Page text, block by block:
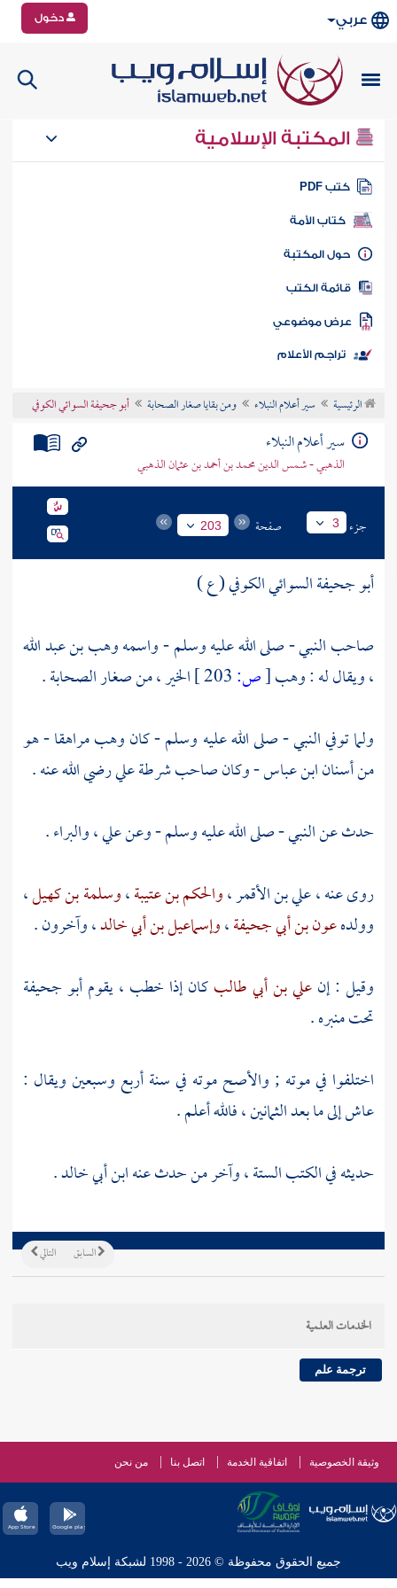
عربي دخول
المكتبة الإسلامية
كتب PDF
كتاب الأمة
المكتبة
الكتب
موضوعي
تراجم الأعلام
الرئيسية سير أعلام النبلاء ومن بقايا صغار الصحابة أبو جحيفة السوائي الكوفي
سير أعلام النبلاء
الذهبي - شمس الدين محمد بن أحمد بن عثمان الذهبي
جزء 3 صفحة 203
أبو جحيفة السوائي الكوفي ( ع )
صاحب النبي - صلى الله عليه وسلم - واسمه وهب بن عبد الله
، ويقال له : وهب[ص:
الخير ، من صغار الصحابة .
ولما توفي النبي - صلى الله عليه وسلم - كان وهب مراهقا - هو
من أسنانابن عباس- وكان صاحب شرطة علي رضي الله عنه .
حدث عن النبي - صلى الله عليه وسلم - وعنعلي،والبراء.
روى عنه ،علي بن الأقمر،والحكم بن عتيبة،وسلمة بن كهيل،
وولدهعون بن أبي جحيفة،وإسماعيل بن أبي خالد، وآخرون .
وقيل : إنعلي بن أبي طالبكان إذا خطب ، يقومأبو جحيفة
تحت منبره .
اختلفوا في موته ; والأصح موته في سنة أربع وسبعين ويقال :
عاش إلى ما بعد الثمانين ، فالله أعلم .
حديثه في الكتب الستة ، وآخر من حدث عنهابن أبي خالد.
التالي السابق
الخدمات العلمية
ترجمة علم
وثيقة الخصوصية اتفاقية الخدمة اتصل بنا من نحن
جميع الحقوق محفوظة © 2026 - 1998 لشبكة إسلام ويب